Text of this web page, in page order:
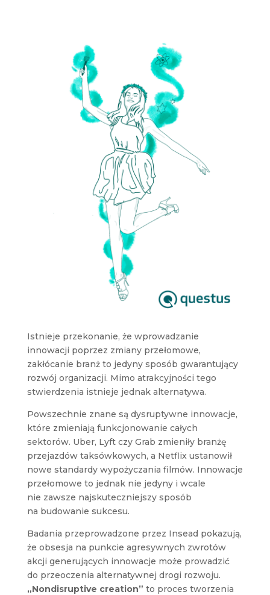
Istnieje przekonanie, że wprowadzanie
innowacji poprzez zmiany przełomowe,
zakłócanie branż to jedyny sposób gwarantujący
rozwój organizacji. Mimo atrakcyjności tego
stwierdzenia istnieje jednak alternatywa.
Powszechnie znane są dysruptywne innowacje,
które zmieniają funkcjonowanie całych
sektorów. Uber, Lyft czy Grab zmieniły branżę
przejazdów taksówkowych, a Netflix ustanowił
nowe standardy wypożyczania filmów. Innowacje
przełomowe to jednak nie jedyny i wcale
nie zawsze najskuteczniejszy sposób
na budowanie sukcesu.
Badania przeprowadzone przez Insead pokazują,
że obsesja na punkcie agresywnych zwrotów
akcji generujących innowacje może prowadzić
do przeoczenia alternatywnej drogi rozwoju.
„Nondisruptive creation” to proces tworzenia